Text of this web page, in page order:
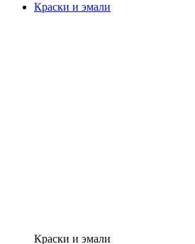
Краски и эмали
Краски и эмали